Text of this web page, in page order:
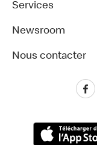
Services
Newsroom
Nous contacter